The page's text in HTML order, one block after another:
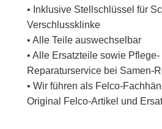
• Inklusive Stellschlüssel für
Verschlussklinke
• Alle Teile auswechselbar
• Alle Ersatzteile sowie Pflege-
Reparaturservice bei Samen-
• Wir führen als Felco-
Original Felco-Artikel und